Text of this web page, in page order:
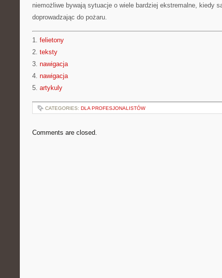
niemożliwe bywają sytuacje o wiele bardziej ekstremalne, kiedy
doprowadzając do pożaru.
1. felietony
2. teksty
3. nawigacja
4. nawigacja
5. artykuly
CATEGORIES: DLA PROFESJONALISTÓW
Comments are closed.